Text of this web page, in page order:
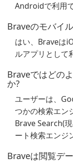
Androidで利用で
Braveのモバイ
はい、Braveは
ルアプリとして
Braveではどの
か?
ユーザーは、
つかの検索エン
Brave Search(
ート検索エンジ
Braveは閲覧デ